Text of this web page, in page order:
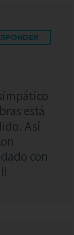
está
Así
con